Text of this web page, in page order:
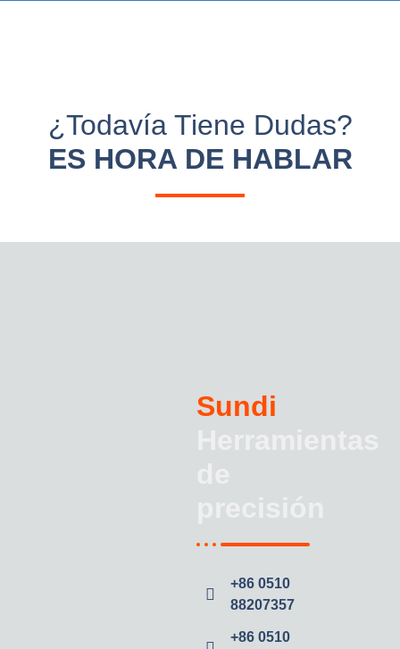
¿todavía Tiene Dudas?
ES HORA DE HABLAR
Sundi
+86 0510
88207357
+86 0510